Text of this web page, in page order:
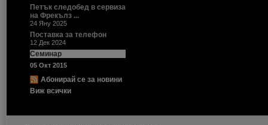
Петък следобед в сервиза
на Фрекълз ...
24 Яну 2025
Поставка за телефон
12 Дек 2024
Семинар
05 Окт 2015
Абонирай се за новини
Виж всички